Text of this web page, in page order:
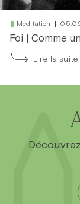
Meditation
Foi Comme
Lire la suite